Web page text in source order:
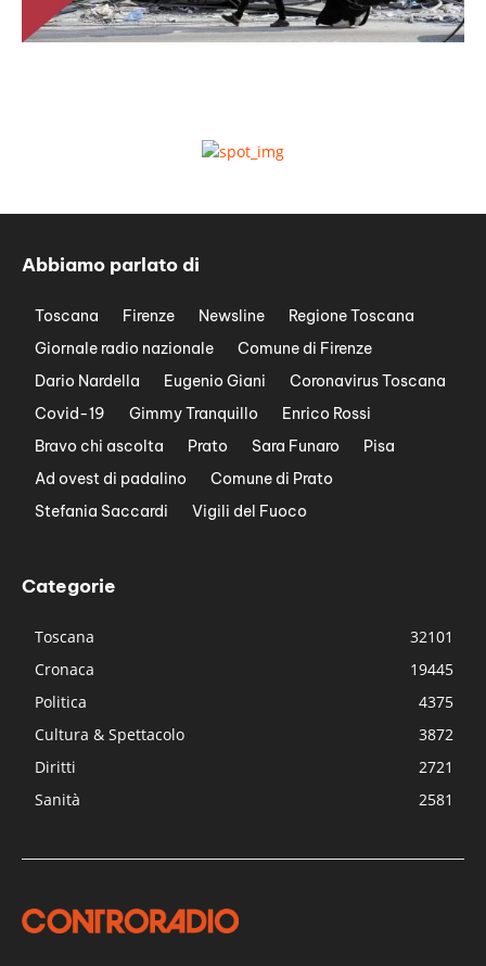
Abbiamo parlato di
Toscana Firenze Newsline
Regione Toscana
Giornale radio nazionale
Comune di Firenze
Dario Nardella
Eugenio Giani
Coronavirus Toscana
Covid-19
Gimmy Tranquillo
Enrico Rossi
Bravo chi ascolta
Prato Sara Funaro
Pisa
Ad ovest di padalino
Comune di Prato
Stefania Saccardi
Vigili del Fuoco
Categorie
Toscana
32101
Cronaca
19445
Politica
4375
Cultura & Spettacolo
3872
Diritti
2721
Sanità
2581